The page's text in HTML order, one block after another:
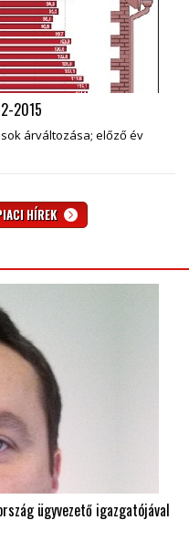
2015
árváltozása; előző év
HÍREK
ügyvezető igazgatójával